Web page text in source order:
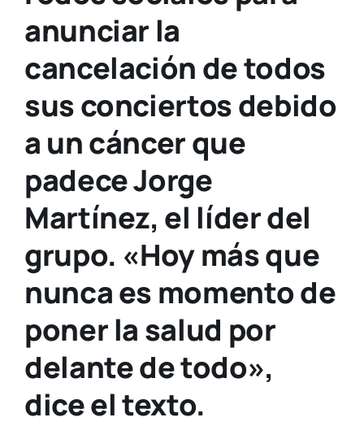
anunciar la
cancelación de todos
sus conciertos debido
a un cáncer que
padece Jorge
Martínez, el líder del
grupo. «Hoy más que
nunca es momento de
poner la salud por
delante de todo»,
dice el texto.